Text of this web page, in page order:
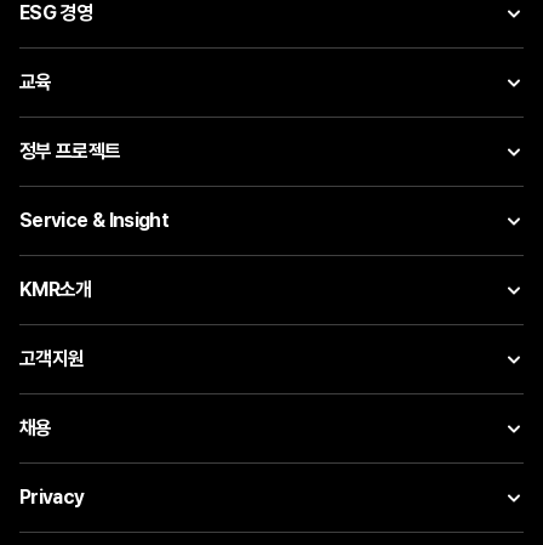
ESG 경영
교육
정부 프로젝트
Service & Insight
KMR소개
고객지원
채용
Privacy